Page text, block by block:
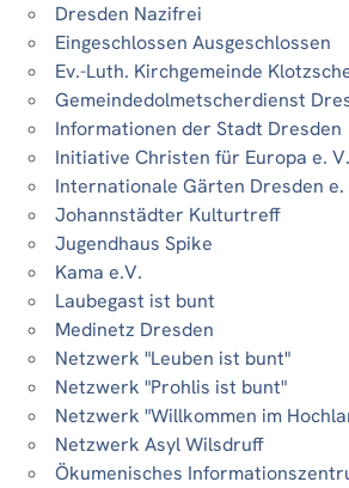
Dresden Nazifrei
Eingeschlossen Ausgeschlossen
Ev.-Luth. Kirchgemeinde
Gemeindedolmetscherdienst
Informationen der Stadt Dresden
Initiative Christen für Europa e. V.
Internationale Gärten Dresden e.
Johannstädter Kulturtreff
Jugendhaus Spike
Kama e.V.
Laubegast ist bunt
Medinetz Dresden
Netzwerk "Leuben ist bunt"
Netzwerk "Prohlis ist bunt"
Netzwerk "Willkommen im
Netzwerk Asyl Wilsdruff
Ökumenisches